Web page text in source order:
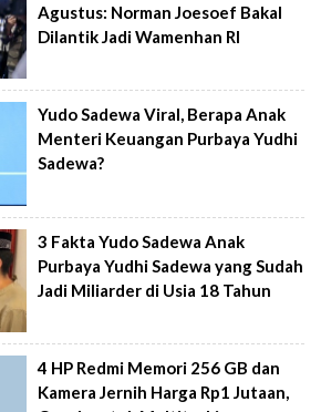
Agustus: Norman Joesoef Bakal
Dilantik Jadi Wamenhan RI
Yudo Sadewa Viral, Berapa Anak
Menteri Keuangan Purbaya Yudhi
Sadewa?
3 Fakta Yudo Sadewa Anak
Purbaya Yudhi Sadewa yang Sudah
Jadi Miliarder di Usia 18 Tahun
4 HP Redmi Memori 256 GB dan
Kamera Jernih Harga Rp1 Jutaan,